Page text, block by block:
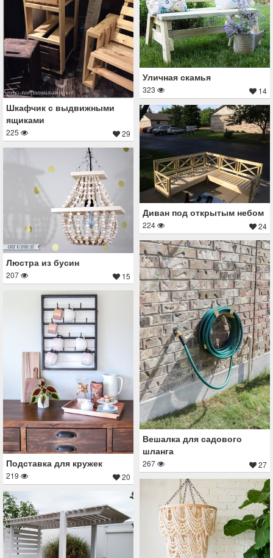
Шкафчик с выдвижными
ящиками
225 29
Уличная скамья
323 14
Диван под открытым небом
224 24
Люстра из бусин
207 15
Вешалка для садового
шланга
267 27
Подставка для кружек
219 20